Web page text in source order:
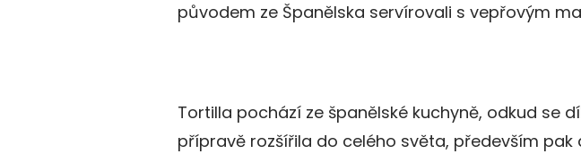
původem ze Španělska servírovali s vepřovým
Tortilla pochází ze španělské kuchyně, odkud se
přípravě rozšířila do celého světa, především pak